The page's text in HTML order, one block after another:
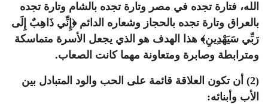
الله، فتارة تجده في مصر وتارة تجده بالشام وتارة تجده
بالعراق وتارة تجده بالحجاز وشعاره الدائم ﴿إِنِّي ذَاهِبٌ إِلَى
رَبِّي سَيَهْدِينِ﴾ هذا الهدف هو الذي يجعل الأسرة متماسكة
ومترابطة وصابرة ومتعاونة مهما كانت الصعاب.
(2) أن تكون العلاقة قائمة على الحب والود المتبادل بين
الأب وأبنائه: